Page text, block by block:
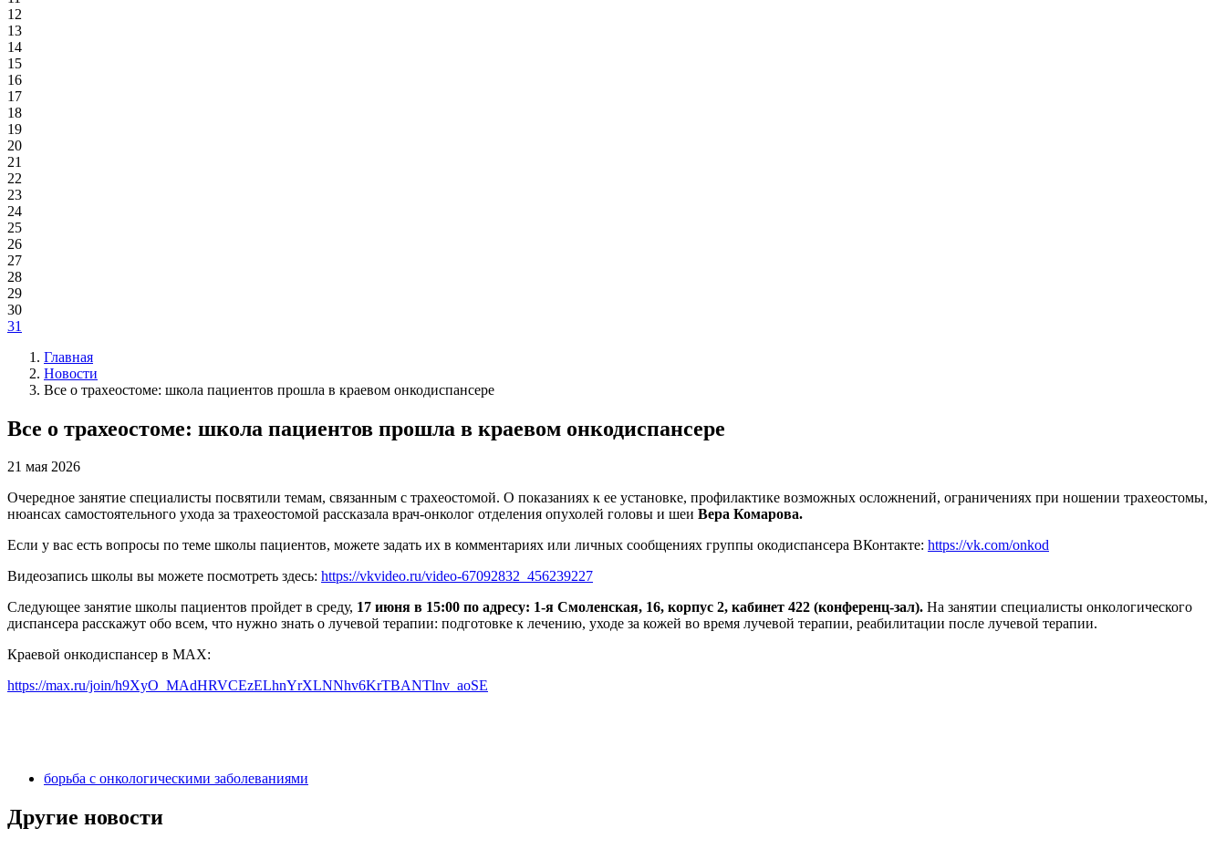
12
13
14
15
16
17
18
19
20
21
22
23
24
25
26
27
28
29
30
31
Главная
Новости
Все о трахеостоме: школа пациентов прошла в краевом онкодиспансере
Все о трахеостоме: школа пациентов прошла в краевом онкодиспансере
21 мая 2026
Очередное занятие специалисты посвятили темам, связанным с трахеостомой. О показаниях к ее установке, профилактике возможных осложнений, ограничениях при ношении трахеостомы,
нюансах самостоятельного ухода за трахеостомой рассказала врач-онколог отделения опухолей головы и шеи Вера Комарова.
Если у вас есть вопросы по теме школы пациентов, можете задать их в комментариях или личных сообщениях группы окодиспансера ВКонтакте: https://vk.com/onkod
Видеозапись школы вы можете посмотреть здесь: https://vkvideo.ru/video-67092832_456239227
Следующее занятие школы пациентов пройдет в среду, 17 июня в 15:00 по адресу: 1-я Смоленская, 16, корпус 2, кабинет 422 (конференц-зал). На занятии специалисты онкологического
диспансера расскажут обо всем, что нужно знать о лучевой терапии: подготовке к лечению, уходе за кожей во время лучевой терапии, реабилитации после лучевой терапии.
Краевой онкодиспансер в МАХ:
https://max.ru/join/h9XyO_MAdHRVCEzELhnYrXLNNhv6KrTBANTlnv_aoSE
борьба с онкологическими заболеваниями
Другие новости